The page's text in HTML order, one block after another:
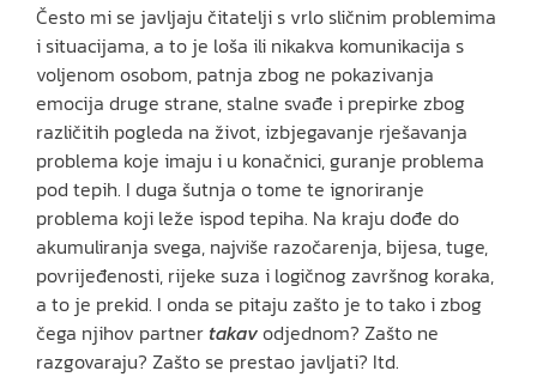
Često mi se javljaju čitatelji s vrlo sličnim problemima
i situacijama, a to je loša ili nikakva komunikacija s
voljenom osobom, patnja zbog ne pokazivanja
emocija druge strane, stalne svađe i prepirke zbog
različitih pogleda na život, izbjegavanje rješavanja
problema koje imaju i u konačnici, guranje problema
pod tepih. I duga šutnja o tome te ignoriranje
problema koji leže ispod tepiha. Na kraju dođe do
akumuliranja svega, najviše razočarenja, bijesa, tuge,
povrijeđenosti, rijeke suza i logičnog završnog koraka,
a to je prekid. I onda se pitaju zašto je to tako i zbog
čega njihov partner takavodjednom? Zašto ne
razgovaraju? Zašto se prestao javljati? Itd.